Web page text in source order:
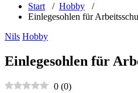
Start / Hobby /
Einlegesohlen für
Nils Hobby
Einlegesohlen für
0 (0)